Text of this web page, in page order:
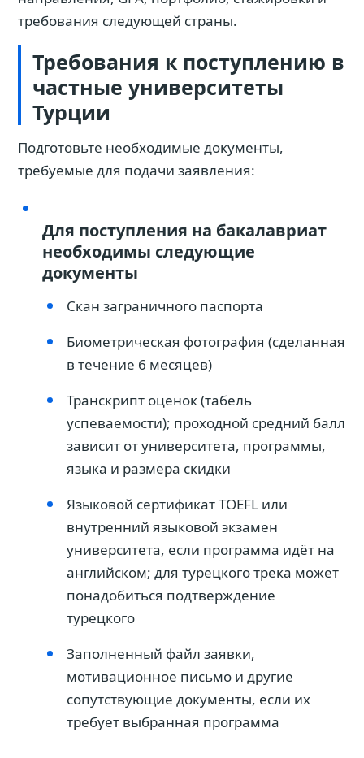
требования следующей страны.
Требования к поступлению в
частные университеты
Турции
Подготовьте необходимые документы,
требуемые для подачи заявления:
Для поступления на бакалавриат
необходимы следующие
документы
Скан заграничного паспорта
Биометрическая фотография (сделанная
в течение 6 месяцев)
Транскрипт оценок (табель
успеваемости); проходной средний балл
зависит от университета, программы,
языка и размера скидки
Языковой сертификат TOEFL или
внутренний языковой экзамен
университета, если программа идёт на
английском; для турецкого трека может
понадобиться подтверждение
турецкого
Заполненный файл заявки,
мотивационное письмо и другие
сопутствующие документы, если их
требует выбранная программа